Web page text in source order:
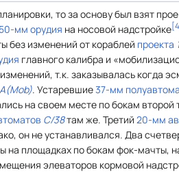
то за основу был взят
мм орудия на носовой надстройке[4
без изменений от кораблей проекта
главного калибра и
т.к. заказывалась когда
. Устаревшие37-мм
на своем месте по бокам второй
C/38там же. Третий 20-мм
он не устанавливался. Два
на площадках по бокам фок-мачты,
элеваторов кормовой